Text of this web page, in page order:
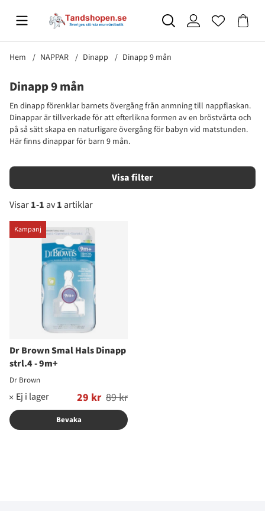
Hem NAPPAR Dinapp Dinapp 9 mån
Dinapp 9 mån
En dinapp förenklar barnets övergång från anmning till nappflaskan.
Dinappar är tillverkade för att efterlikna formen av en bröstvårta och
på så sätt skapa en naturligare övergång för babyn vid matstunden.
Här finns dinappar för barn 9 mån.
Filtrera
Visar1-1 av1 artiklar
Produkter
Kampanj
Dr Brown Smal Hals Dinapp
strl.4 - 9m+
Dr Brown
29 kr
Ordinarie pris: 89 kr
Bevaka